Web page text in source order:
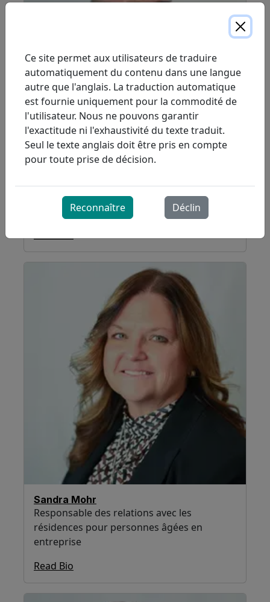
Responsable des soins virtuels et de la
pratique clinique en entreprise
Sandra Mohr
Responsable des relations avec les
résidences pour personnes âgées en
entreprise
Read Bio
Ce site permet aux utilisateurs de traduire
automatiquement du contenu dans une langue
autre que l'anglais. La traduction automatique
est fournie uniquement pour la commodité de
l'utilisateur. Nous ne pouvons garantir
l'exactitude ni l'exhaustivité du texte traduit.
Seul le texte anglais doit être pris en compte
pour toute prise de décision.
Reconnaître Déclin